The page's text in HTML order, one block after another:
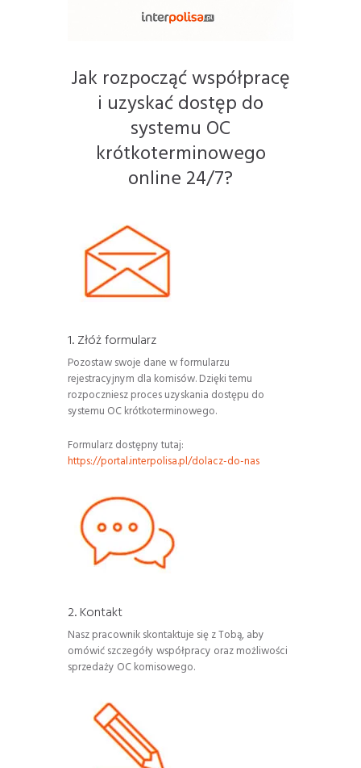
Jak rozpocząć współpracę
i uzyskać dostęp do
systemu OC
krótkoterminowego
online 24/7?
1. Złóż formularz
Pozostaw swoje dane w formularzu
rejestracyjnym dla komisów. Dzięki temu
rozpoczniesz proces uzyskania dostępu do
systemu OC krótkoterminowego.
Formularz dostępny tutaj:
https://portal.interpolisa.pl/dolacz-do-nas
2. Kontakt
Nasz pracownik skontaktuje się z Tobą, aby
omówić szczegóły współpracy oraz możliwości
sprzedaży OC komisowego.